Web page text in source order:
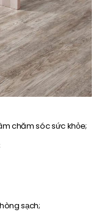
chăm sóc sức khỏe;
sạch;